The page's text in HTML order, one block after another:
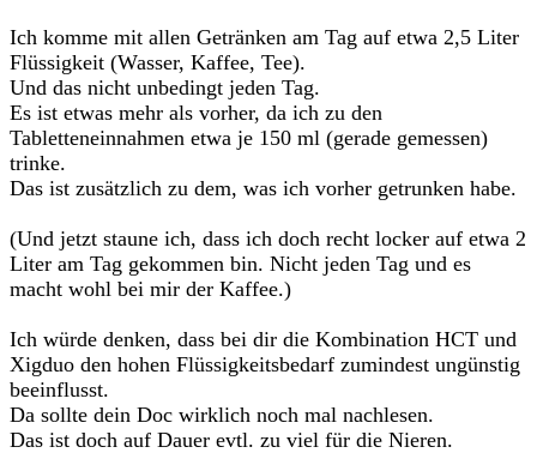
Ich komme mit allen Getränken am Tag auf etwa 2,5 Liter
Flüssigkeit (Wasser, Kaffee, Tee).
Und das nicht unbedingt jeden Tag.
Es ist etwas mehr als vorher, da ich zu den
Tabletteneinnahmen etwa je 150 ml (gerade gemessen)
trinke.
Das ist zusätzlich zu dem, was ich vorher getrunken habe.
(Und jetzt staune ich, dass ich doch recht locker auf etwa 2
Liter am Tag gekommen bin. Nicht jeden Tag und es
macht wohl bei mir der Kaffee.)
Ich würde denken, dass bei dir die Kombination HCT und
Xigduo den hohen Flüssigkeitsbedarf zumindest ungünstig
beeinflusst.
Da sollte dein Doc wirklich noch mal nachlesen.
Das ist doch auf Dauer evtl. zu viel für die Nieren.